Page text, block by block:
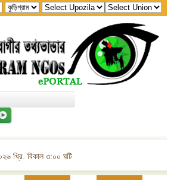
খ্রি. বিকাল ৩:০০ ঘটিকায় জেলা এনজিও বিষয়ক সমন্বয়